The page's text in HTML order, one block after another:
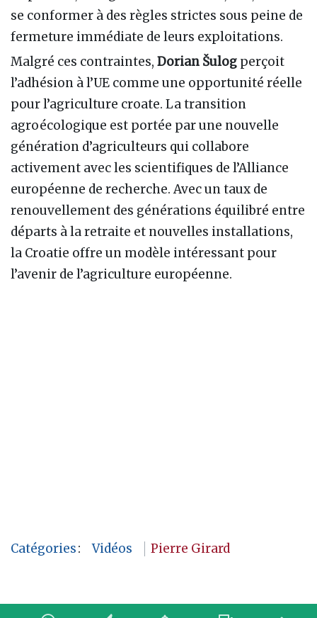
se conformer à des règles strictes sous peine de
fermeture immédiate de leurs exploitations.
Malgré ces contraintes, Dorian Šulog perçoit
l’adhésion à l’UE comme une opportunité réelle
pour l’agriculture croate. La transition
agroécologique est portée par une nouvelle
génération d’agriculteurs qui collabore
activement avec les scientifiques de l’Alliance
européenne de recherche. Avec un taux de
renouvellement des générations équilibré entre
départs à la retraite et nouvelles installations,
la Croatie offre un modèle intéressant pour
l’avenir de l’agriculture européenne.
Catégories: Vidéos Pierre Girard